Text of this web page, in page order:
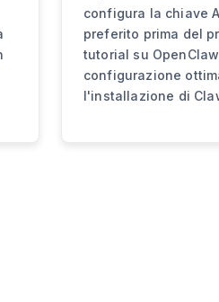
configura la chiave
preferito prima del
tutorial su
configurazione
l'installazione di